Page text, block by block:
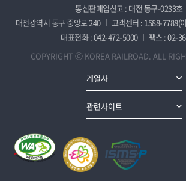
통신판매업신고 : 대전 동구-0233호
대전광역시 동구 중앙로 240
고객센터 : 1588-7788(
대표전화 : 042-472-5000
팩스 : 02-
COPYRIGHT ⓒ KOREA RAILROAD. ALL
계열사
관련사이트